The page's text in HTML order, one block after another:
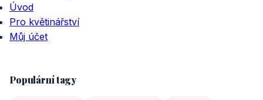
Úvod
Pro květinářství
Můj účet
Populární tagy